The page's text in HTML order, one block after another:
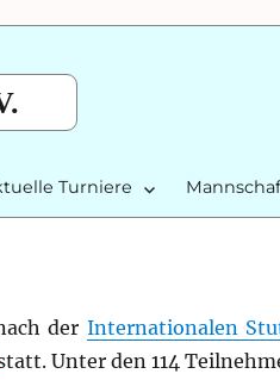
Turniere
der Internationalen
Unter den 114